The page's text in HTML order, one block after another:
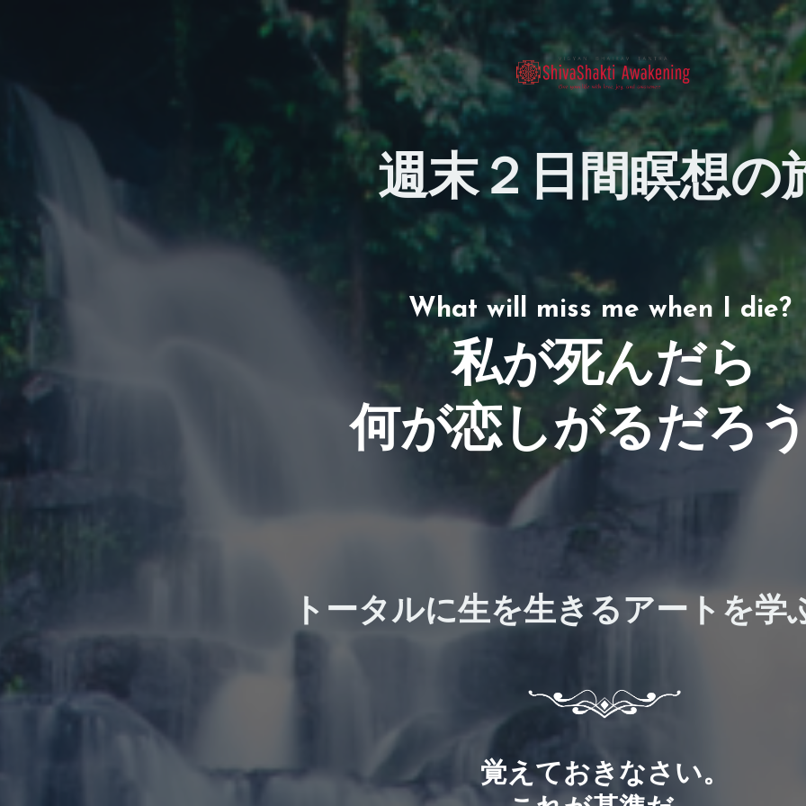
週末２日間瞑想の
What will miss me when I die?
私が死んだら
何が恋しがるだろ
トータルに生を生きるアートを学
覚えておきなさい。